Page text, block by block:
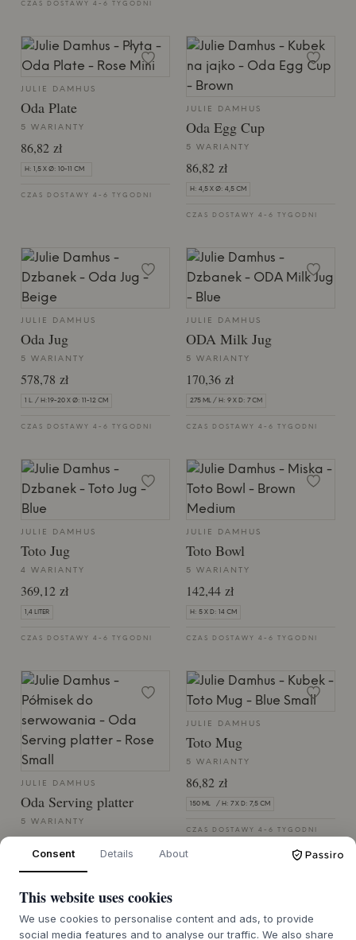
CZAS DOSTAWY 4-6 TYGODNI
JULIE DAMHUS
Oda Plate
5 WARIANTY
86,82 zł
H: 1,5 X Ø: 10-11 CM
CZAS DOSTAWY 4-6 TYGODNI
JULIE DAMHUS
Oda Egg Cup
5 WARIANTY
86,82 zł
H: 4,5 X Ø: 4,5 CM
CZAS DOSTAWY 4-6 TYGODNI
JULIE DAMHUS
Oda Jug
5 WARIANTY
578,78 zł
1 L. / H:19-20 X Ø: 11-12 CM
CZAS DOSTAWY 4-6 TYGODNI
JULIE DAMHUS
ODA Milk Jug
5 WARIANTY
170,36 zł
275 ML / H: 9 X D: 7 CM
CZAS DOSTAWY 4-6 TYGODNI
JULIE DAMHUS
Toto Jug
4 WARIANTY
369,12 zł
1,4 LITER
CZAS DOSTAWY 4-6 TYGODNI
JULIE DAMHUS
Toto Bowl
5 WARIANTY
142,44 zł
H: 5 X D: 14 CM
CZAS DOSTAWY 4-6 TYGODNI
JULIE DAMHUS
Oda Serving platter
5 WARIANTY
173,63 zł
JULIE DAMHUS
Toto Mug
5 WARIANTY
86,82 zł
150 ML / H: 7 X D: 7,5 CM
CZAS DOSTAWY 4-6 TYGODNI
Consent Details About
This website uses cookies
We use cookies to personalise content and ads, to provide
social media features and to analyse our traffic. We also share